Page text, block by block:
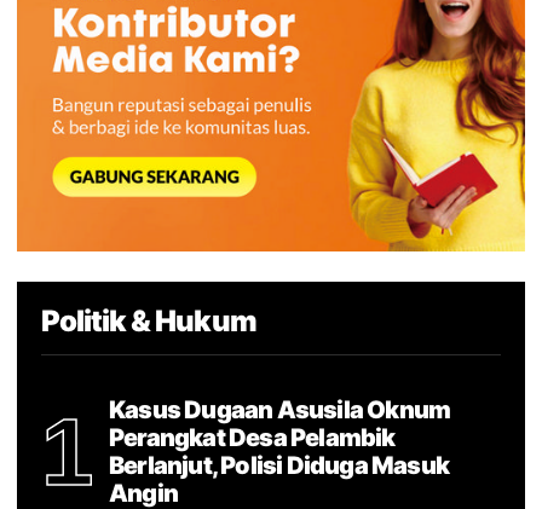
Politik & Hukum
1
Kasus Dugaan Asusila Oknum
Perangkat Desa Pelambik
Berlanjut, Polisi Diduga Masuk
Angin